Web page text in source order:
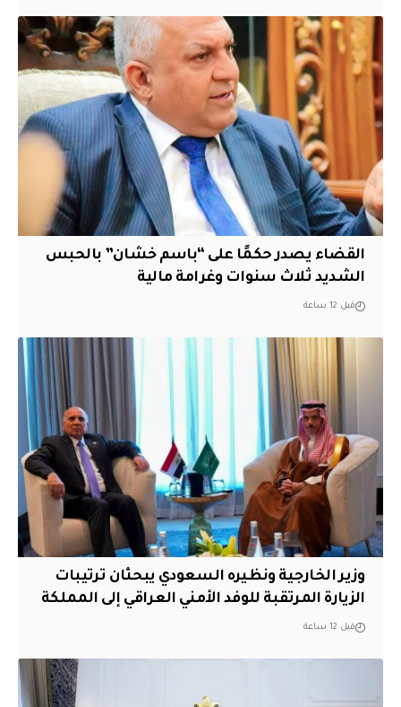
القضاء يصدر حكمًا على “باسم خشان” بالحبس
الشديد ثلاث سنوات وغرامة مالية
قبل 12 ساعة
وزير الخارجية ونظيره السعودي يبحثان ترتيبات
الزيارة المرتقبة للوفد الأمني العراقي إلى المملكة
قبل 12 ساعة